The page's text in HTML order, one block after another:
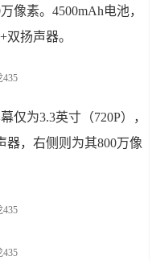
像素。4500mAh电池，
扬声器。
仅为3.3英寸（720P），
器，右侧则为其800万像